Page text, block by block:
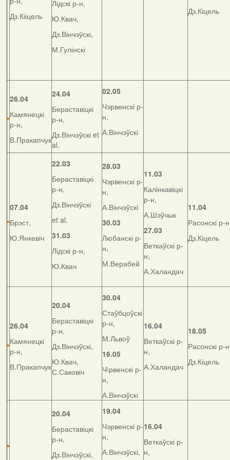
Дз.Кііцель
Лідскі р-н,
Ю.Квач,
Дз.Вінчэўскі,
М.Гулінскі
Дз.Кіцель
26.04
Камянецкі
р-н,
В.Пракапчук
24.04
Бераставіцкі
р-н,
Дз.Вінчэўскі et
al.
02.05
Чэрвенскі р-
н,
А.Вінчэўскі
07.04
Брэст,
Ю.Янкевіч
22.03
Бераставіцкі
р-н,
Дз.Вінчэўскі
et al.
31.03
Лідскі р-н,
Ю.Квач
28.03
Чэрвенскі р-
н,
А.Вінчэўскі
30.03
Любанскі р-
н,
М.Верабей
11.03
Калінкавіцкі
р-н,
А.Шэўчык
27.03
Веткаўскі р-
н,
А.Халандач
11.04
Расонскі р-
Дз.Кіцель
26.04
Камянецкі
р-н,
В.Пракапчук
20.04
Бераставіцкі
р-н,
Дз.Вінчэўскі,
Ю.Квач,
С.Саковіч
30.04
Стаўбцоўскі
р-н,
М.Львоў
16.05
Ч\рвенскі р-
н,
А.Вінчэўскі
16.04
Веткаўскі р-
н,
А.Халандач
18.05
Расонскі р-
Дз.Кіцель
20.04
Бераставіцкі
р-н,
Дз.Вінчэўскі,
19.04
Чэрвенскі р-
н,
А.Вінчэўскі,
16.04
Веткаўскі р-
н,